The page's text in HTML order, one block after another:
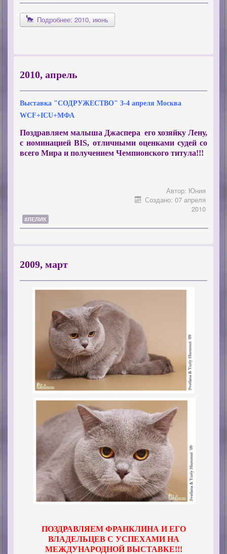
Подробнее: 2010, июнь
2010, апрель
Выставка "СОДРУЖЕСТВО" 3-4 апреля Москва
WCF+ICU+МФА
Поздравляем малыша Джаспера его хозяйку Лену,
с номинацией BIS, отличными оценками судей со
всего Мира и получением Чемпионского титула!!!
Автор: Юния
Создано: 07 апреля
2010
#ЛЕЛИК
2009, март
ПОЗДРАВЛЯЕМ ФРАНКЛИНА И ЕГО
ВЛАДЕЛЬЦЕВ С УСПЕХАМИ НА
МЕЖДУНАРОДНОЙ ВЫСТАВКЕ!!!